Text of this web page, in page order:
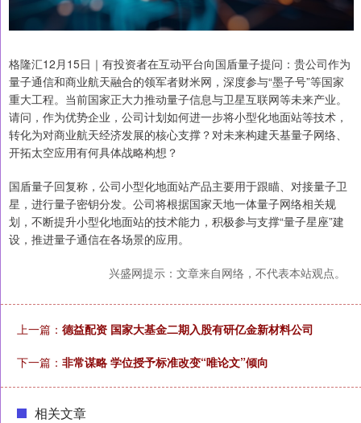
格隆汇12月15日｜有投资者在互动平台向国盾量子提问：贵公司作为
量子通信和商业航天融合的领军者财米网，深度参与“墨子号”等国家
重大工程。当前国家正大力推动量子信息与卫星互联网等未来产业。
请问，作为优势企业，公司计划如何进一步将小型化地面站等技术，
转化为对商业航天经济发展的核心支撑？对未来构建天基量子网络、
开拓太空应用有何具体战略构想？
国盾量子回复称，公司小型化地面站产品主要用于跟瞄、对接量子卫
星，进行量子密钥分发。公司将根据国家天地一体量子网络相关规
划，不断提升小型化地面站的技术能力，积极参与支撑“量子星座”建
设，推进量子通信在各场景的应用。
兴盛网提示：文章来自网络，不代表本站观点。
上一篇： 德益配资 国家大基金二期入股有研亿金新材料公司
下一篇： 非常谋略 学位授予标准改变“唯论文”倾向
相关文章